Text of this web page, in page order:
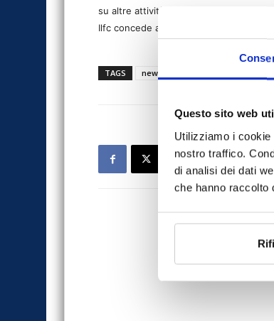
Questo sito web
Utilizziamo i
nostro traffico.
di analisi dei dati
che hanno raccolto
su altre attività.
Ilfc concede aerei commerciali in
TAGS news